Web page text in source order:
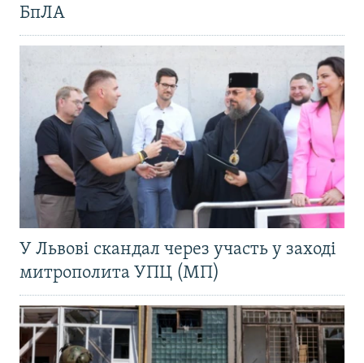
БпЛА
У Львові скандал через участь у заході
митрополита УПЦ (МП)